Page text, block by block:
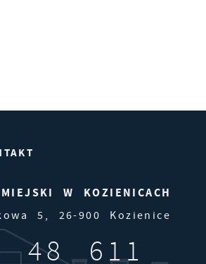
W KOZIENICACH
5, 26-900 Kozienice
48 611